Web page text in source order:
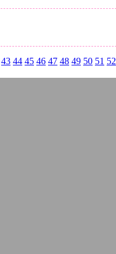
43 44 45 46 47 48 49 50 51 52